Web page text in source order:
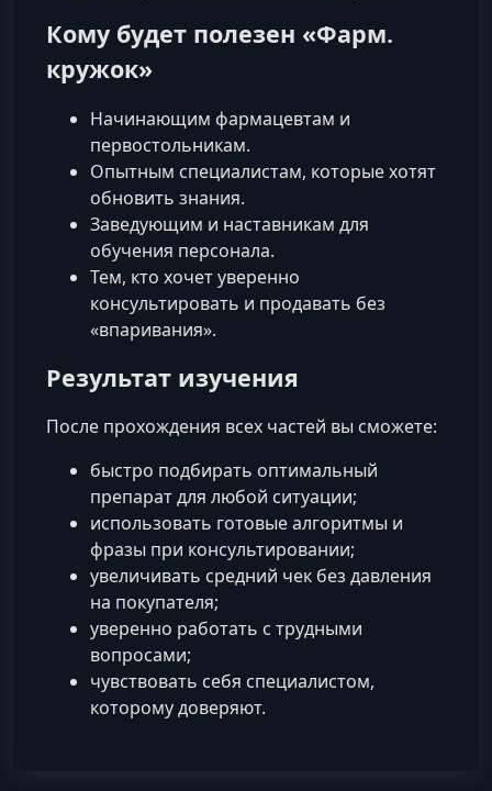
Кому будет полезен «Фарм.
кружок»
Начинающим фармацевтам и
первостольникам.
Опытным специалистам, которые хотят
обновить знания.
Заведующим и наставникам для
обучения персонала.
Тем, кто хочет уверенно
консультировать и продавать без
«впаривания».
Результат изучения
После прохождения всех частей вы сможете:
быстро подбирать оптимальный
препарат для любой ситуации;
использовать готовые алгоритмы и
фразы при консультировании;
увеличивать средний чек без давления
на покупателя;
уверенно работать с трудными
вопросами;
чувствовать себя специалистом,
которому доверяют.